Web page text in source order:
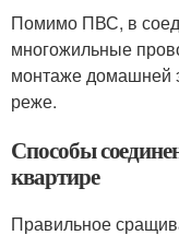
Помимо ПВС, в
многожильные
монтаже домашней
реже.
Способы
квартире
Правильное